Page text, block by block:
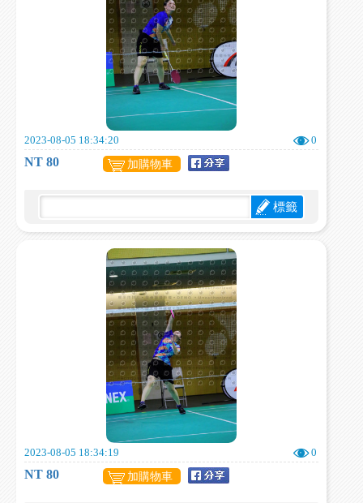
2023-08-05 18:34:20 0
NT 80 加購物車
標籤
2023-08-05 18:34:19 0
NT 80 加購物車